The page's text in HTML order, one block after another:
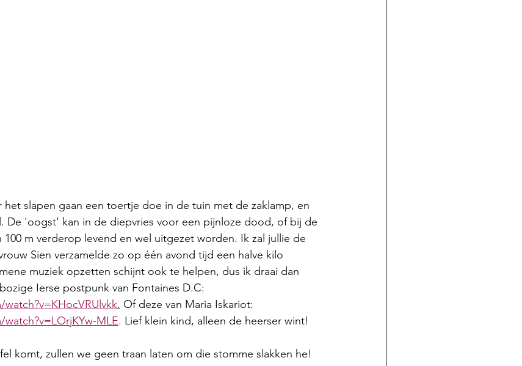
het slapen gaan een toertje doe in de tuin met de zaklamp, en
De 'oogst' kan in de diepvries voor een pijnloze dood, of bij de
m verderop levend en wel uitgezet worden. Ik zal jullie de
Sien verzamelde zo op één avond tijd een halve kilo
muziek opzetten schijnt ook te helpen, dus ik draai dan
Ierse postpunk van Fontaines D.C:
. Of deze van Maria Iskariot:
MLE. Lief klein kind, alleen de heerser wint!
komt, zullen we geen traan laten om die stomme slakken he!